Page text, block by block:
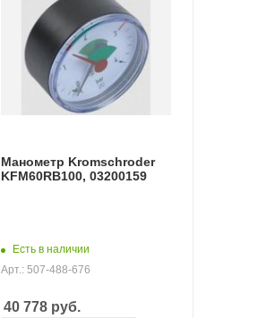
Манометр Kromschroder
KFM60RB100, 03200159
Есть в наличии
Арт.: 507-488-676
40 778руб.